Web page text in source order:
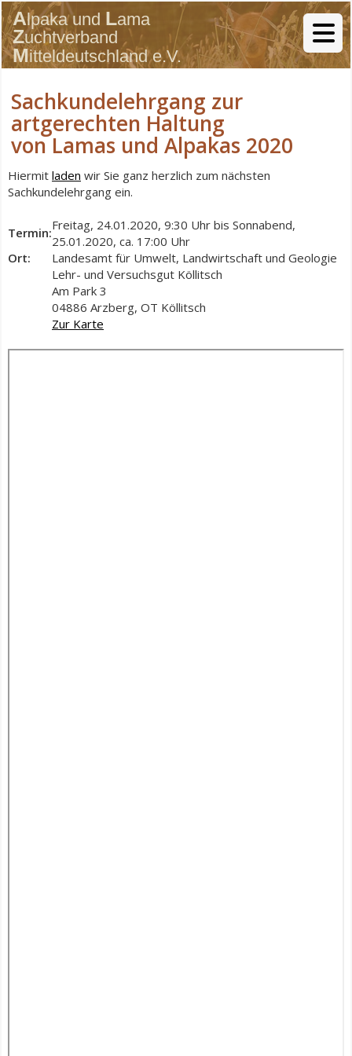
Sachkundelehrgang zur
artgerechten Haltung
von Lamas und Alpakas 2020
Hiermit laden wir Sie ganz herzlich zum nächsten
Sachkundelehrgang ein.
Termin:Freitag, 24.01.2020, 9:30 Uhr bis Sonnabend,
25.01.2020, ca. 17:00 Uhr
Ort:
Landesamt für Umwelt, Landwirtschaft und Geologie
Lehr- und Versuchsgut Köllitsch
Am Park 3
04886 Arzberg, OT Köllitsch
Zur Karte